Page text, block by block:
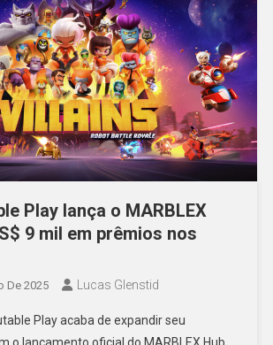
Play lança o MARBLEX
9 mil em prêmios nos
De 2025 Lucas Glenstid
Play acaba de expandir seu